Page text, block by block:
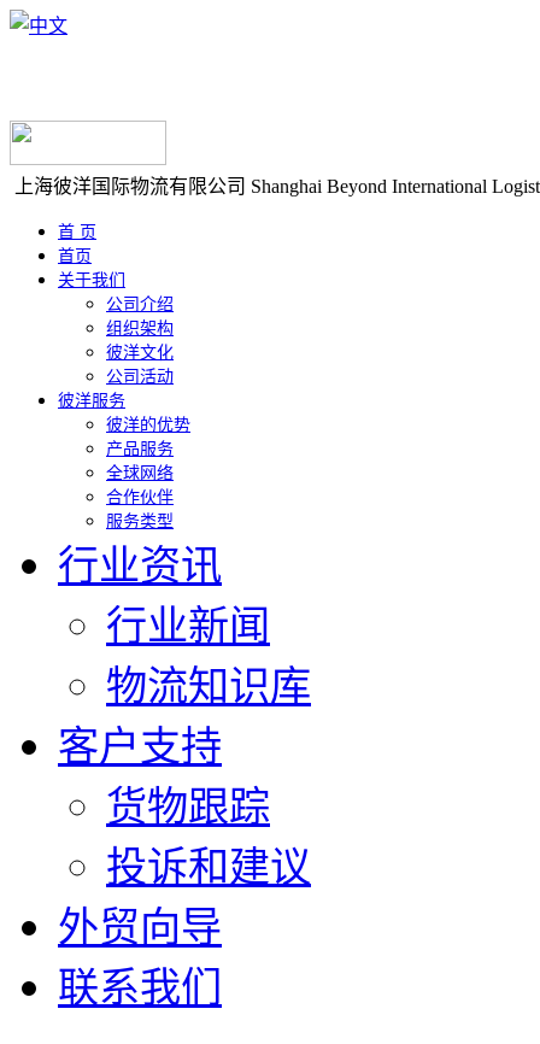
上海彼洋国际物流有限公司 Shanghai Beyond International
首 页
首页
关于我们
公司介绍
组织架构
彼洋文化
公司活动
彼洋服务
彼洋的优势
产品服务
全球网络
合作伙伴
服务类型
行业资讯
行业新闻
物流知识库
客户支持
货物跟踪
投诉和建议
外贸向导
联系我们